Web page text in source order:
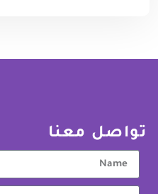
تواصل معنا